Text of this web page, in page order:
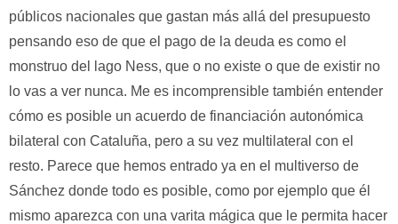
públicos nacionales que gastan más allá del presupuesto
pensando eso de que el pago de la deuda es como el
monstruo del lago Ness, que o no existe o que de existir no
lo vas a ver nunca. Me es incomprensible también entender
cómo es posible un acuerdo de financiación autonómica
bilateral con Cataluña, pero a su vez multilateral con el
resto. Parece que hemos entrado ya en el multiverso de
Sánchez donde todo es posible, como por ejemplo que él
mismo aparezca con una varita mágica que le permita hacer